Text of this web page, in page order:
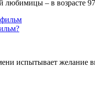
любимицы – в возрасте
испытывает желание